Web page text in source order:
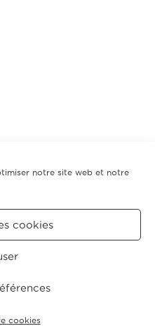
notre site web et notre
cookies
cookies
(UE)